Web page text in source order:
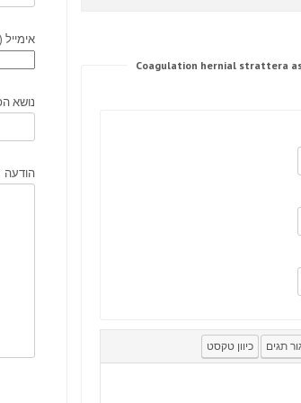
נושא
הודעה